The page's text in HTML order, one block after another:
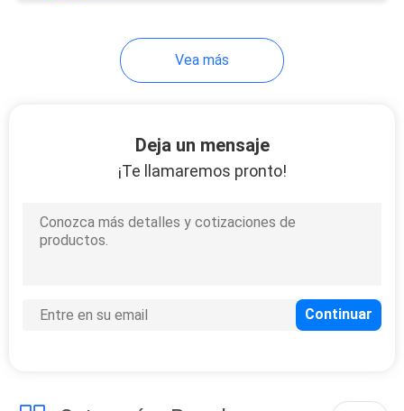
Floreros de cristal
Decanter
Vea más
Deja un mensaje
¡Te llamaremos pronto!